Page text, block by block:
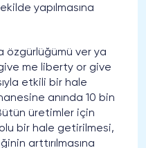
yapılmasına
özgürlüğümü ver ya
me liberty or give
etkili bir hale
anında 10 bin
üretimler için
bir hale getirilmesi,
arttırılmasına